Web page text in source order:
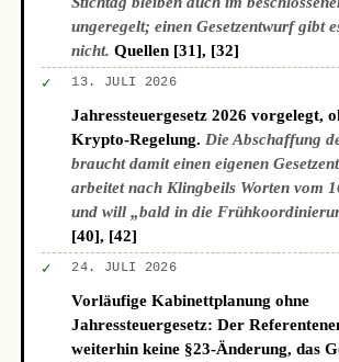
ungeregelt; einen Gesetzentwurf gibt
nicht. Quellen [31], [32]
✓ 13. JULI 2026
Jahressteuergesetz 2026 vorgelegt,
Krypto-Regelung. Die Abschaffung
braucht damit einen eigenen
arbeitet nach Klingbeils Worten vom
und will „bald in die
[40], [42]
✓ 24. JULI 2026
Vorläufige Kabinettplanung ohne
Jahressteuergesetz: Der
weiterhin keine §23-Änderung, das